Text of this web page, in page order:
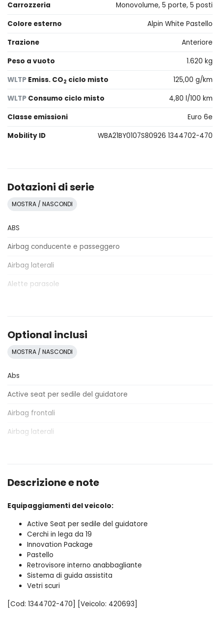
Carrozzeria
Monovolume, 5 porte, 5 posti
Colore esterno
Alpin White Pastello
Trazione
Anteriore
Peso a vuoto
1.620 kg
WLTP Emiss. CO2 ciclo misto
125,00 g/km
WLTP Consumo ciclo misto
4,80 l/100 km
Classe emissioni
Euro 6e
Mobility ID
WBA21BY0107S80926 1344702-470
Dotazioni di serie
MOSTRA / NASCONDI
ABS
Airbag conducente e passeggero
Airbag laterali
Alette parasole
Assistente al parcheggio
Barre portabagagli
Bracciolo anteriore
Cerchi in lega
Chiavi e telecomandi
ESS / Emergency Stop Signal
Fari a led
Fari con accensione automatica + sensore pioggia
Fari posteriori a led
Freno di stazionamento elettrico
Garanzie
Illuminazione abitacolo
Optional inclusi
MOSTRA / NASCONDI
Abs
Active seat per sedile del guidatore
Airbag frontali
Airbag laterali
Antifurto
Assistente al parcheggio
Assistente alla frenata
Attacchi i
Barre sul tetto
Bmw connected drive services
Bmw idrive
Descrizione e note
Equipaggiamenti del veicolo:
Active Seat per sedile del guidatore
Cerchi in lega da 19
Innovation Package
Pastello
Retrovisore interno anabbagliante
Sistema di guida assistita
Vetri scuri
[Cod: 1344702-470] [Veicolo: 420693]